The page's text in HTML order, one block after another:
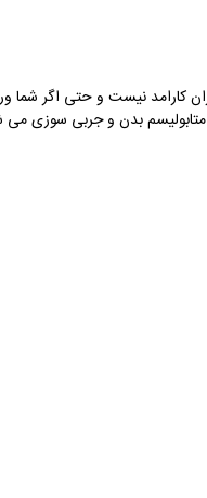
کارامد نیست و حتی اگر
بدن و جربی سوزی می